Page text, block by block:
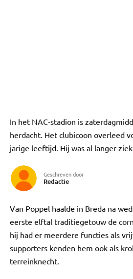
In het NAC-stadion is
herdacht. Het clubicoon overleed
jarige leeftijd. Hij was al langer
Geschreven door
Redactie
Van Poppel haalde in Breda na
eerste elftal traditiegetouw de
hij had er meerdere functies als
supporters kenden hem ook als
terreinknecht.